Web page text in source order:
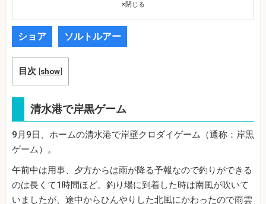
×閉じる
ショア ソルトルアー
目次 [show]
清水港で岸黒ゲーム
9月9日、ホームの清水港で岸壁クロダイゲーム（通称：岸黒
ゲーム）。
午前中は用事、夕方からは雨が降る予報なので釣りができる
のは長くて1時間ほど。釣り場に到着した時は南風が吹いて
いましたが、途中からひんやりした北風にかわったので雨雲